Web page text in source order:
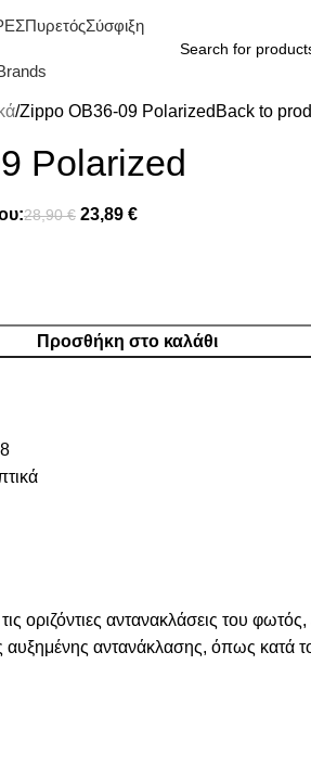
ΠυρετόςΣύσφιξη
Zippo OB36-09 Polarized Back to
Polarized
28,90€ 23,89 €
Προσθήκη στο καλάθι
οριζόντιες αντανακλάσεις του
αυξημένης αντανάκλασης, όπως κατά